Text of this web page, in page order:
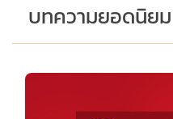
บทความยอดนิยม